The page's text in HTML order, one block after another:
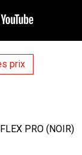
prix
PRO (NOIR)